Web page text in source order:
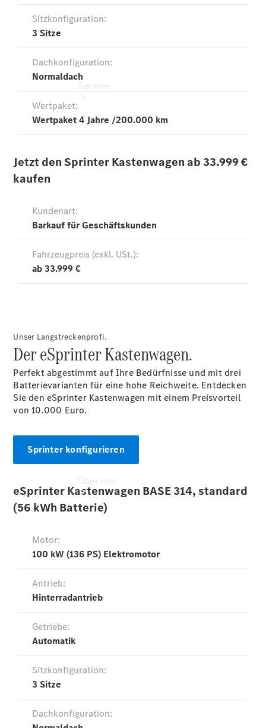
Transporter-
Services
Beratung
Mobilitätslösungen
Qualität
Servicetermin
vereinbaren
Kontaktformular
Unser Langstreckenprofi.
Der eSprinter Kastenwagen.
Perfekt abgestimmt auf Ihre Bedürfnisse und mit drei
Batterievarianten für eine hohe Reichweite. Entdecken
Sie den eSprinter Kastenwagen mit einem Preisvorteil
von 10.000 Euro.
Sprinter konfigurieren